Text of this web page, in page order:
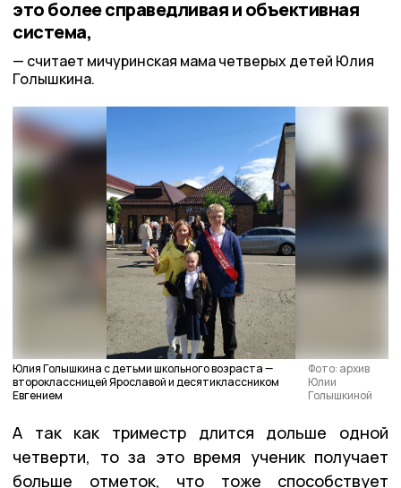
это более справедливая и объективная
система,
считает мичуринская мама четверых детей Юлия
Голышкина.
Юлия Голышкина с детьми школьного возраста —
второклассницей Ярославой и десятиклассником
Евгением
Фото: архив
Юлии
Голышкиной
А так как триместр длится дольше одной
четверти, то за это время ученик получает
больше отметок, что тоже способствует